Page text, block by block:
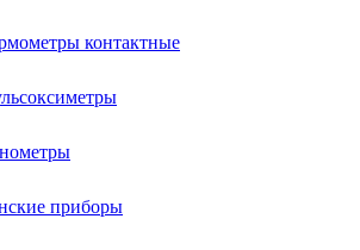
контактные
приборы